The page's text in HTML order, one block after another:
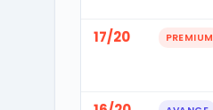
17/20 PREMIUM